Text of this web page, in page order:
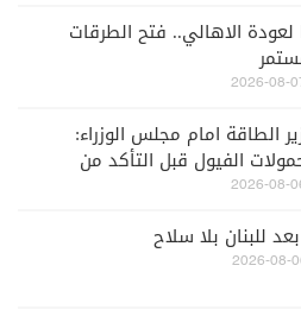
الاهالي.. فتح الطرقات
الطاقة امام مجلس الوزراء:
الفيول قبل التأكد من
للمواصفات
للبنان بلا سلاح